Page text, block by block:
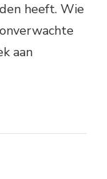
heeft. Wie
aan